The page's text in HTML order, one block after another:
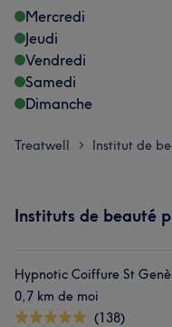
Mercredi
Jeudi
Vendredi
Samedi
Dimanche
Treatwell > Institut de
Instituts de beauté
Hypnotic Coiffure St
0,7 km de moi
(138)